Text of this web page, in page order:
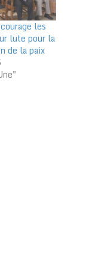
les
lute pour la
de la paix